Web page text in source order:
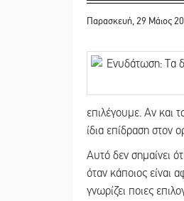
Παρασκευή, 29 Μάιος
επιλέγουμε. Αν και
ίδια επίδραση στον
Αυτό δεν σημαίνει
όταν κάποιος είναι
γνωρίζει ποιες